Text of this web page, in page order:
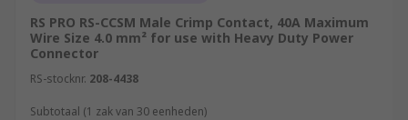
RS PRO RS-CCSM Male Crimp Contact, 40A Maximum
Wire Size 4.0 mm² for use with Heavy Duty Power
Connector
RS-stocknr. 208-4438
Subtotaal (1 zak van 30 eenheden)